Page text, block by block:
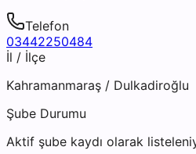
Telefon
03442250484
İl / İlçe
Kahramanmaraş / Dulkadiroğlu
Şube Durumu
Aktif şube kaydı olarak